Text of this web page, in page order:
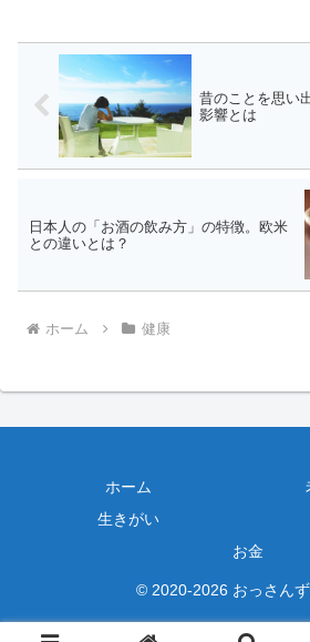
昔のことを思い
影響とは
日本人の「お酒の飲み方」の特徴。欧米
との違いとは？
ホーム 健康
ホーム
生きがい
お金
© 2020-2026 おっさんず